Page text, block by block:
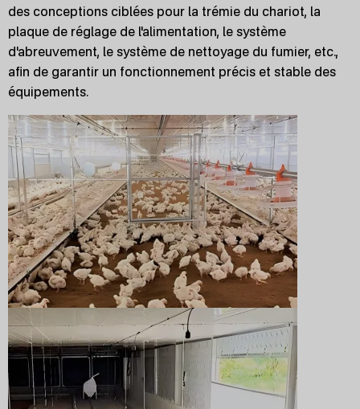
des conceptions ciblées pour la trémie du chariot, la
plaque de réglage de l'alimentation, le système
d'abreuvement, le système de nettoyage du fumier, etc.,
afin de garantir un fonctionnement précis et stable des
équipements.